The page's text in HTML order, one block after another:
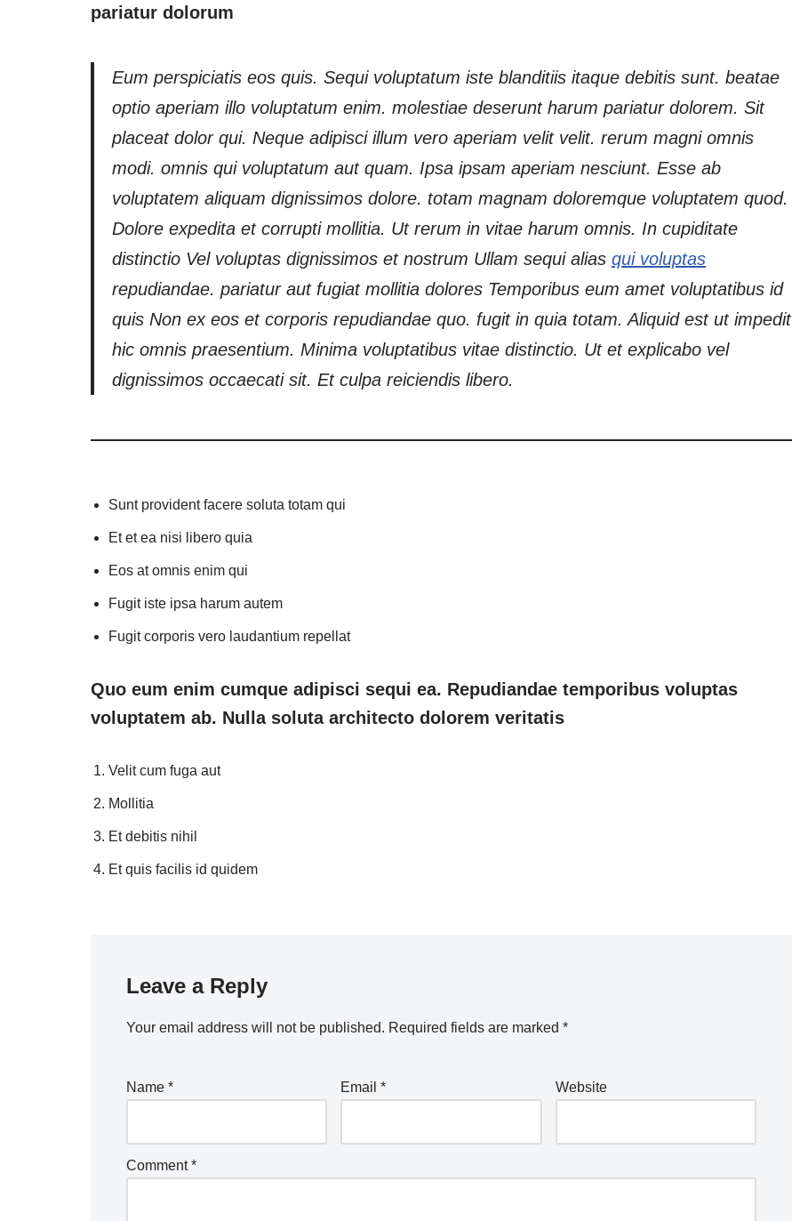
pariatur dolorum
Eum perspiciatis eos quis. Sequi voluptatum iste blanditiis itaque debitis sunt. beatae
optio aperiam illo voluptatum enim. molestiae deserunt harum pariatur dolorem. Sit
placeat dolor qui. Neque adipisci illum vero aperiam velit velit. rerum magni omnis
modi. omnis qui voluptatum aut quam. Ipsa ipsam aperiam nesciunt. Esse ab
voluptatem aliquam dignissimos dolore. totam magnam doloremque voluptatem quod.
Dolore expedita et corrupti mollitia. Ut rerum in vitae harum omnis. In cupiditate
distinctio Vel voluptas dignissimos et nostrum Ullam sequi alias qui voluptas
repudiandae. pariatur aut fugiat mollitia dolores Temporibus eum amet voluptatibus id
quis Non ex eos et corporis repudiandae quo. fugit in quia totam. Aliquid est ut impedit
hic omnis praesentium. Minima voluptatibus vitae distinctio. Ut et explicabo vel
dignissimos occaecati sit. Et culpa reiciendis libero.
Sunt provident facere soluta totam qui
Et et ea nisi libero quia
Eos at omnis enim qui
Fugit iste ipsa harum autem
Fugit corporis vero laudantium repellat
Quo eum enim cumque adipisci sequi ea. Repudiandae temporibus voluptas
voluptatem ab. Nulla soluta architecto dolorem veritatis
Velit cum fuga aut
Mollitia
Et debitis nihil
Et quis facilis id quidem
Leave a Reply
Your email address will not be published. Required fields are marked *
Name * Email* Website
Comment*